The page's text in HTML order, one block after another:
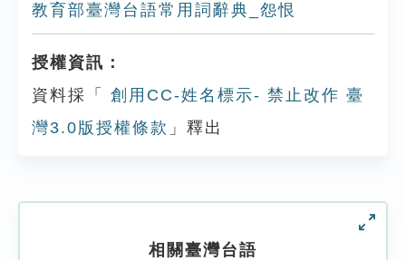
教育部臺灣台語常用詞辭典_怨恨
授權資訊：
資料採「
創用CC-姓名標示- 禁止改作 臺
灣3.0版授權條款 」釋出
相關臺灣台語